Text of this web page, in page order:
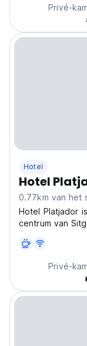
Privé-
Hotel
Hotel
0.77km van het
Hotel Platjador
centrum van
dak met uitzicht
Privé-